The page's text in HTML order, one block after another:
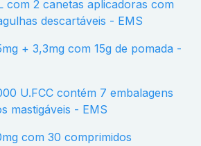
descartáveis - EMS
mastigáveis - EMS